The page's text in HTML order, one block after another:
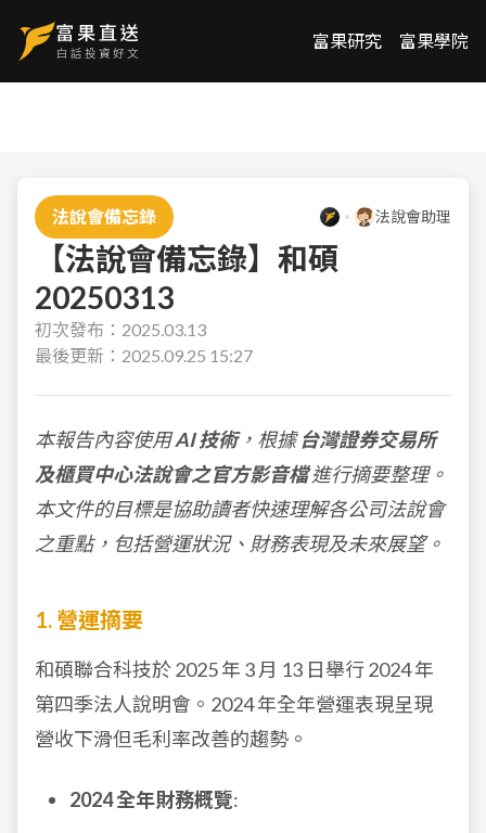
富果研究 富果學院
法說會備忘錄 法說會助理
【法說會備忘錄】和碩
20250313
初次發布： 2025.03.13
最後更新： 2025.09.25 15:27
本報告內容使用AI 技術，根據台灣證券交易所
及櫃買中心法說會之官方影音檔進行摘要整理。
本文件的目標是協助讀者快速理解各公司法說會
之重點，包括營運狀況、財務表現及未來展望。
1. 營運摘要
和碩聯合科技於 2025 年 3 月 13 日舉行 2024 年
第四季法人說明會。2024 年全年營運表現呈現
營收下滑但毛利率改善的趨勢。
2024 全年財務概覽: